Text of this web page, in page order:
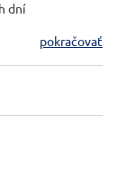
dní
pokračovať